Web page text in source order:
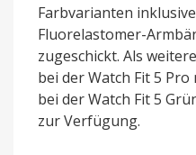
Farbvarianten
Fluorelastomer-
zugeschickt. Als
bei der Watch Fit 5
bei der Watch Fit 5
zur Verfügung.